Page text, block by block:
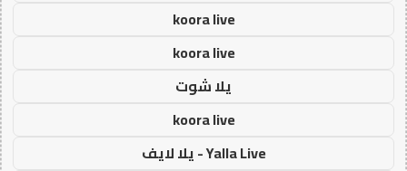
koora live
koora live
يلا شوت
koora live
Yalla Live - يلا لايف